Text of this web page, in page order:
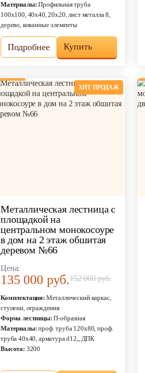
Материалы: Профильная труба
100х100, 40х40, 20х20, лист металла 8,
дерево, кованные элементы
Подробнее Купить
ХИТ ПРОДАЖ
Металлическая лестница с
площадкой на
центральном монокосоуре
в дом на 2 этаж обшитая
деревом №66
Цена:
135 000 руб.152 000 руб.
Комплектация: Металлический каркас,
ступени, ограждения
Форма лестницы: П-образная
Материалы: проф. труба 120х80, проф.
труба 40х40, арматура d12,, ДПК
Высота: 3200